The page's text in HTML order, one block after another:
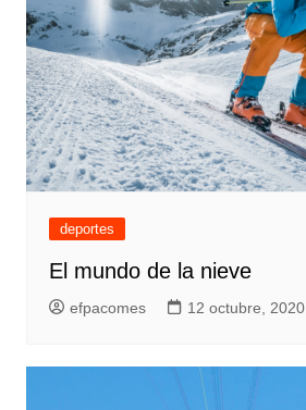
deportes
El mundo de la nieve
efpacomes 12 octubre, 2020